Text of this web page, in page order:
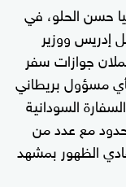
حسن الحلو، في
إدريس ووزير
جوازات سفر
مسؤول بريطاني
السودانية
مع عدد من
الظهور بمشهد